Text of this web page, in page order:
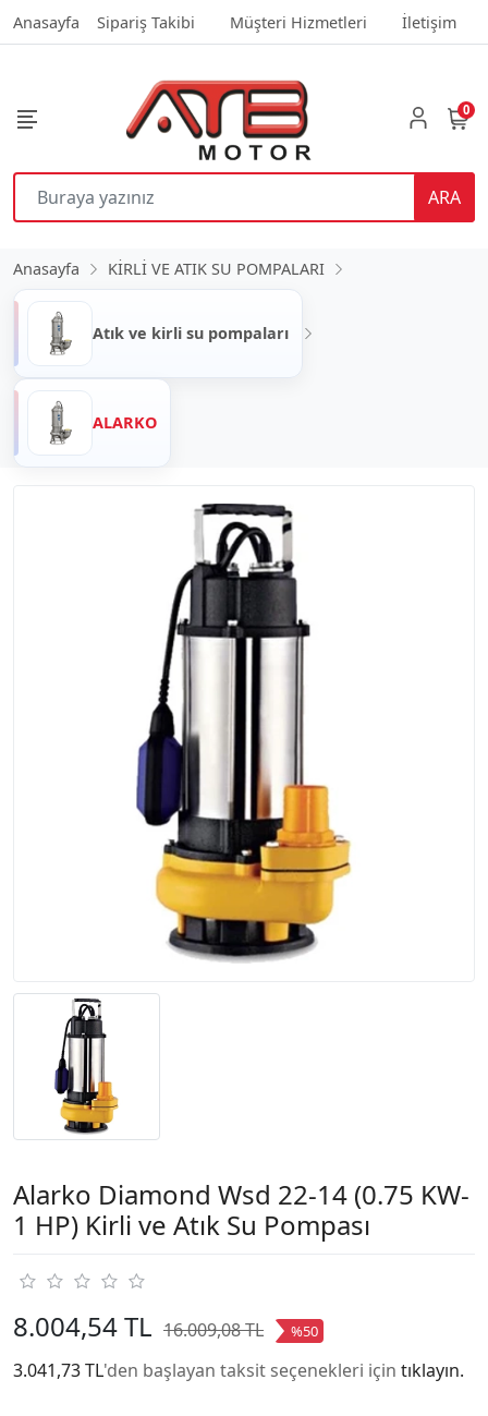
Anasayfa Sipariş Takibi Müşteri Hizmetleri İletişim
ARA
0
Anasayfa KİRLİ VE ATIK SU POMPALARI
Atık ve kirli su pompaları
ALARKO
Alarko Diamond Wsd 22-14 (0.75 KW-
1 HP) Kirli ve Atık Su Pompası
8.004,54 TL 16.009,08 TL %50
3.041,73 TL'den başlayan taksit seçenekleri için tıklayın.